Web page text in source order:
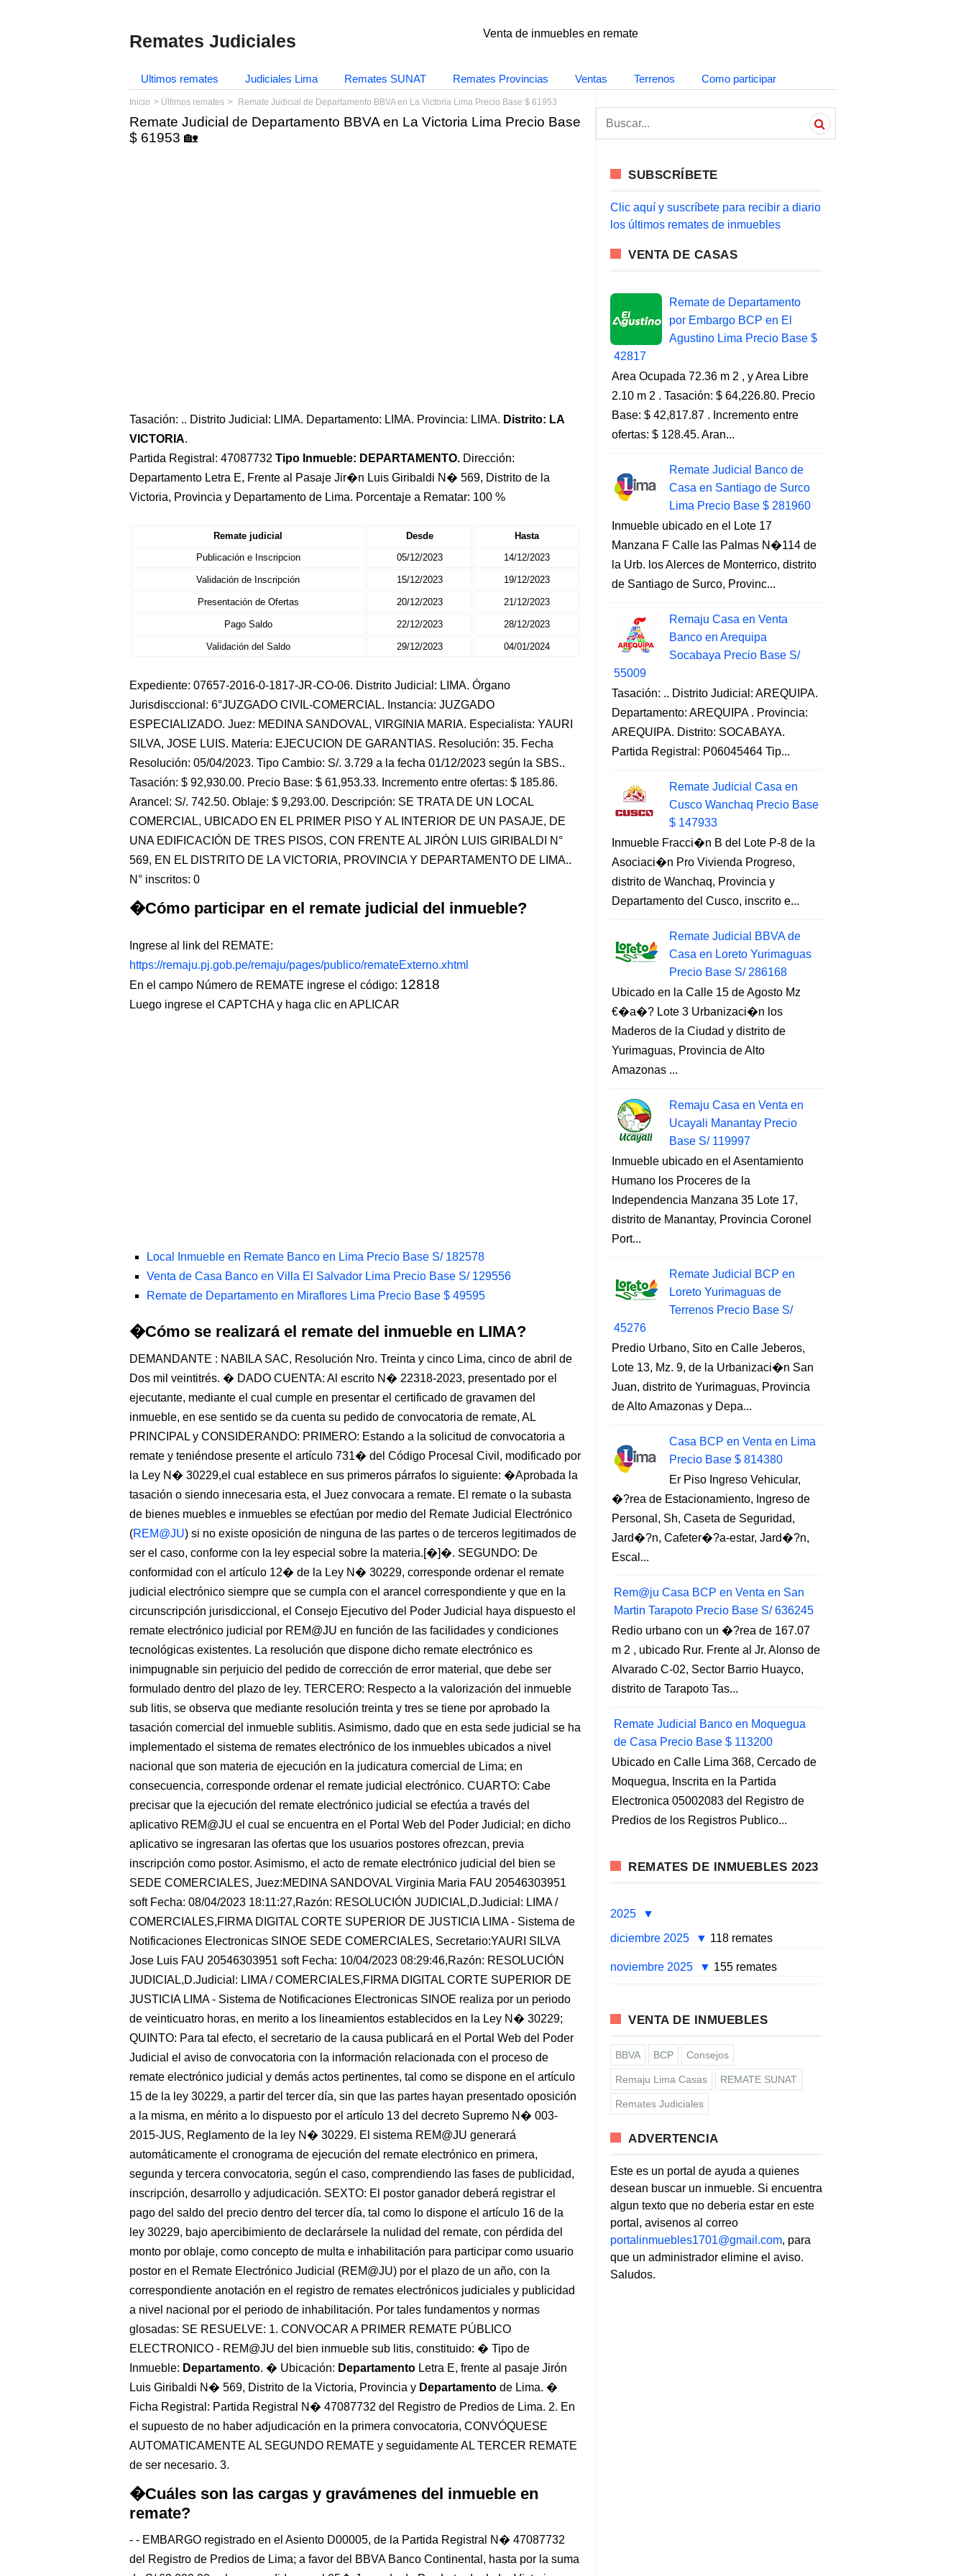
Remates Judiciales Venta de inmuebles en remate
Ultimos remates Judiciales Lima Remates SUNAT Remates Provincias Ventas Terrenos Como participar
Inicio Últimos remates Remate Judicial de Departamento BBVA en La Victoria Lima Precio Base $ 61953
Remate Judicial de Departamento BBVA en La Victoria Lima Precio Base
$ 61953 🏡
Tasación: .. Distrito Judicial: LIMA. Departamento: LIMA. Provincia: LIMA. Distrito: LA
VICTORIA.
Partida Registral: 47087732 Tipo Inmueble: DEPARTAMENTO. Dirección:
Departamento Letra E, Frente al Pasaje Jir�n Luis Giribaldi N� 569, Distrito de la
Victoria, Provincia y Departamento de Lima. Porcentaje a Rematar: 100 %
Remate judicial Desde
Hasta
Publicación e Inscripcion
05/12/2023 14/12/2023
Validación de Inscripción 15/12/2023 19/12/2023
Presentación de Ofertas 20/12/2023 21/12/2023
Pago Saldo 22/12/2023 28/12/2023
Validación del Saldo 29/12/2023 04/01/2024
Expediente: 07657-2016-0-1817-JR-CO-06. Distrito Judicial: LIMA. Órgano
Jurisdisccional: 6°JUZGADO CIVIL-COMERCIAL. Instancia: JUZGADO
ESPECIALIZADO. Juez: MEDINA SANDOVAL, VIRGINIA MARIA. Especialista: YAURI
SILVA, JOSE LUIS. Materia: EJECUCION DE GARANTIAS. Resolución: 35. Fecha
Resolución: 05/04/2023. Tipo Cambio: S/. 3.729 a la fecha 01/12/2023 según la SBS..
Tasación: $ 92,930.00. Precio Base: $ 61,953.33. Incremento entre ofertas: $ 185.86.
Arancel: S/. 742.50. Oblaje: $ 9,293.00. Descripción: SE TRATA DE UN LOCAL
COMERCIAL, UBICADO EN EL PRIMER PISO Y AL INTERIOR DE UN PASAJE, DE
UNA EDIFICACIÓN DE TRES PISOS, CON FRENTE AL JIRÓN LUIS GIRIBALDI N°
569, EN EL DISTRITO DE LA VICTORIA, PROVINCIA Y DEPARTAMENTO DE LIMA..
N° inscritos: 0
�Cómo participar en el remate judicial del inmueble?
Ingrese al link del REMATE:
https://remaju.pj.gob.pe/remaju/pages/publico/remateExterno.xhtml
En el campo Número de REMATE ingrese el código: 12818
Luego ingrese el CAPTCHA y haga clic en APLICAR
Local Inmueble en Remate Banco en Lima Precio Base S/ 182578
Venta de Casa Banco en Villa El Salvador Lima Precio Base S/ 129556
Remate de Departamento en Miraflores Lima Precio Base $ 49595
�Cómo se realizará el remate del inmueble en LIMA?
DEMANDANTE : NABILA SAC, Resolución Nro. Treinta y cinco Lima, cinco de abril de
Dos mil veintitrés. � DADO CUENTA: Al escrito N� 22318-2023, presentado por el
ejecutante, mediante el cual cumple en presentar el certificado de gravamen del
inmueble, en ese sentido se da cuenta su pedido de convocatoria de remate, AL
PRINCIPAL y CONSIDERANDO: PRIMERO: Estando a la solicitud de convocatoria a
remate y teniéndose presente el artículo 731� del Código Procesal Civil, modificado por
la Ley N� 30229,el cual establece en sus primeros párrafos lo siguiente: �Aprobada la
tasación o siendo innecesaria esta, el Juez convocara a remate. El remate o la subasta
de bienes muebles e inmuebles se efectúan por medio del Remate Judicial Electrónico
(REM@JU) si no existe oposición de ninguna de las partes o de terceros legitimados de
ser el caso, conforme con la ley especial sobre la materia.[�]�. SEGUNDO: De
conformidad con el artículo 12� de la Ley N� 30229, corresponde ordenar el remate
judicial electrónico siempre que se cumpla con el arancel correspondiente y que en la
circunscripción jurisdiccional, el Consejo Ejecutivo del Poder Judicial haya dispuesto el
remate electrónico judicial por REM@JU en función de las facilidades y condiciones
tecnológicas existentes. La resolución que dispone dicho remate electrónico es
inimpugnable sin perjuicio del pedido de corrección de error material, que debe ser
formulado dentro del plazo de ley. TERCERO: Respecto a la valorización del inmueble
sub litis, se observa que mediante resolución treinta y tres se tiene por aprobado la
tasación comercial del inmueble sublitis. Asimismo, dado que en esta sede judicial se ha
implementado el sistema de remates electrónico de los inmuebles ubicados a nivel
nacional que son materia de ejecución en la judicatura comercial de Lima; en
consecuencia, corresponde ordenar el remate judicial electrónico. CUARTO: Cabe
precisar que la ejecución del remate electrónico judicial se efectúa a través del
aplicativo REM@JU el cual se encuentra en el Portal Web del Poder Judicial; en dicho
aplicativo se ingresaran las ofertas que los usuarios postores ofrezcan, previa
inscripción como postor. Asimismo, el acto de remate electrónico judicial del bien se
SEDE COMERCIALES, Juez:MEDINA SANDOVAL Virginia Maria FAU 20546303951
soft Fecha: 08/04/2023 18:11:27,Razón: RESOLUCIÓN JUDICIAL,D.Judicial: LIMA /
COMERCIALES,FIRMA DIGITAL CORTE SUPERIOR DE JUSTICIA LIMA - Sistema de
Notificaciones Electronicas SINOE SEDE COMERCIALES, Secretario:YAURI SILVA
Jose Luis FAU 20546303951 soft Fecha: 10/04/2023 08:29:46,Razón: RESOLUCIÓN
JUDICIAL,D.Judicial: LIMA / COMERCIALES,FIRMA DIGITAL CORTE SUPERIOR DE
JUSTICIA LIMA - Sistema de Notificaciones Electronicas SINOE realiza por un periodo
de veinticuatro horas, en merito a los lineamientos establecidos en la Ley N� 30229;
QUINTO: Para tal efecto, el secretario de la causa publicará en el Portal Web del Poder
Judicial el aviso de convocatoria con la información relacionada con el proceso de
remate electrónico judicial y demás actos pertinentes, tal como se dispone en el artículo
15 de la ley 30229, a partir del tercer día, sin que las partes hayan presentado oposición
a la misma, en mérito a lo dispuesto por el artículo 13 del decreto Supremo N� 003-
2015-JUS, Reglamento de la ley N� 30229. El sistema REM@JU generará
automáticamente el cronograma de ejecución del remate electrónico en primera,
segunda y tercera convocatoria, según el caso, comprendiendo las fases de publicidad,
inscripción, desarrollo y adjudicación. SEXTO: El postor ganador deberá registrar el
pago del saldo del precio dentro del tercer día, tal como lo dispone el artículo 16 de la
ley 30229, bajo apercibimiento de declarársele la nulidad del remate, con pérdida del
monto por oblaje, como concepto de multa e inhabilitación para participar como usuario
postor en el Remate Electrónico Judicial (REM@JU) por el plazo de un año, con la
correspondiente anotación en el registro de remates electrónicos judiciales y publicidad
a nivel nacional por el periodo de inhabilitación. Por tales fundamentos y normas
glosadas: SE RESUELVE: 1. CONVOCAR A PRIMER REMATE PÚBLICO
ELECTRONICO - REM@JU del bien inmueble sub litis, constituido: � Tipo de
Inmueble: Departamento. � Ubicación: Departamento Letra E, frente al pasaje Jirón
Luis Giribaldi N� 569, Distrito de la Victoria, Provincia y Departamento de Lima. �
Ficha Registral: Partida Registral N� 47087732 del Registro de Predios de Lima. 2. En
el supuesto de no haber adjudicación en la primera convocatoria, CONVÓQUESE
AUTOMATICAMENTE AL SEGUNDO REMATE y seguidamente AL TERCER REMATE
de ser necesario. 3.
�Cuáles son las cargas y gravámenes del inmueble en
remate?
- - EMBARGO registrado en el Asiento D00005, de la Partida Registral N� 47087732
del Registro de Predios de Lima; a favor del BBVA Banco Continental, hasta por la suma
a
SUBSCRÍBETE
Clic aquí y suscríbete para recibir a diario
los últimos remates de inmuebles
VENTA DE CASAS
Remate de Departamento
por Embargo BCP en El
Agustino Lima Precio Base $
42817
Area Ocupada 72.36 m 2 , y Area Libre
2.10 m 2 . Tasación: $ 64,226.80. Precio
Base: $ 42,817.87 . Incremento entre
ofertas: $ 128.45. Aran...
Remate Judicial Banco de
Casa en Santiago de Surco
Lima Precio Base $ 281960
Inmueble ubicado en el Lote 17
Manzana F Calle las Palmas N�114 de
la Urb. los Alerces de Monterrico, distrito
de Santiago de Surco, Provinc...
Remaju Casa en Venta
Banco en Arequipa
Socabaya Precio Base S/
55009
Tasación: .. Distrito Judicial: AREQUIPA.
Departamento: AREQUIPA . Provincia:
AREQUIPA. Distrito: SOCABAYA.
Partida Registral: P06045464 Tip...
Remate Judicial Casa en
Cusco Wanchaq Precio Base
$ 147933
Inmueble Fracci�n B del Lote P-8 de la
Asociaci�n Pro Vivienda Progreso,
distrito de Wanchaq, Provincia y
Departamento del Cusco, inscrito e...
Remate Judicial BBVA de
Casa en Loreto Yurimaguas
Precio Base S/ 286168
Ubicado en la Calle 15 de Agosto Mz
€�a�? Lote 3 Urbanizaci�n los
Maderos de la Ciudad y distrito de
Yurimaguas, Provincia de Alto
Amazonas ...
Remaju Casa en Venta en
Ucayali Manantay Precio
Base S/ 119997
Inmueble ubicado en el Asentamiento
Humano los Proceres de la
Independencia Manzana 35 Lote 17,
distrito de Manantay, Provincia Coronel
Port...
Remate Judicial BCP en
Loreto Yurimaguas de
Terrenos Precio Base S/
45276
Predio Urbano, Sito en Calle Jeberos,
Lote 13, Mz. 9, de la Urbanizaci�n San
Juan, distrito de Yurimaguas, Provincia
de Alto Amazonas y Depa...
Casa BCP en Venta en Lima
Precio Base $ 814380
Er Piso Ingreso Vehicular,
�?rea de Estacionamiento, Ingreso de
Personal, Sh, Caseta de Seguridad,
Jard�?n, Cafeter�?a-estar, Jard�?n,
Escal...
Rem@ju Casa BCP en Venta en San
Martin Tarapoto Precio Base S/ 636245
Redio urbano con un �?rea de 167.07
m 2 , ubicado Rur. Frente al Jr. Alonso de
Alvarado C-02, Sector Barrio Huayco,
distrito de Tarapoto Tas...
Remate Judicial Banco en Moquegua
de Casa Precio Base $ 113200
Ubicado en Calle Lima 368, Cercado de
Moquegua, Inscrita en la Partida
Electronica 05002083 del Registro de
Predios de los Registros Publico...
REMATES DE INMUEBLES 2023
2025
diciembre 2025
118 remates
noviembre 2025 155 remates
VENTA DE INMUEBLES
BBVA BCP Consejos
Remaju Lima Casas REMATE SUNAT
Remates Judiciales
ADVERTENCIA
Este es un portal de ayuda a quienes
desean buscar un inmueble. Si encuentra
algun texto que no deberia estar en este
portal, avisenos al correo
portalinmuebles1701@gmail.com, para
que un administrador elimine el aviso.
Saludos.